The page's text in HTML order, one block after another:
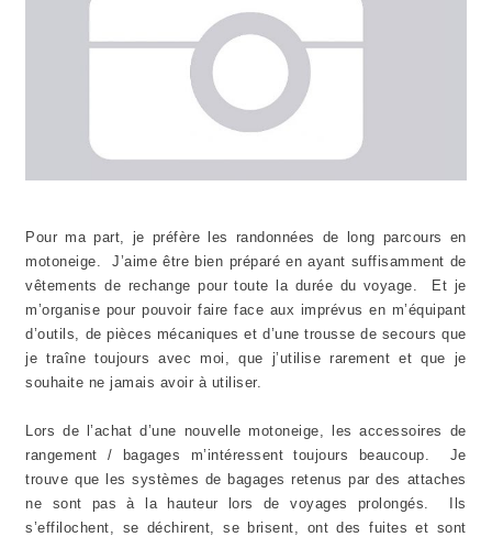
Pour ma part, je préfère les randonnées de long parcours en
motoneige. J’aime être bien préparé en ayant suffisamment de
vêtements de rechange pour toute la durée du voyage. Et je
m’organise pour pouvoir faire face aux imprévus en m’équipant
d’outils, de pièces mécaniques et d’une trousse de secours que
je traîne toujours avec moi, que j’utilise rarement et que je
souhaite ne jamais avoir à utiliser.
Lors de l’achat d’une nouvelle motoneige, les accessoires de
rangement / bagages m’intéressent toujours beaucoup. Je
trouve que les systèmes de bagages retenus par des attaches
ne sont pas à la hauteur lors de voyages prolongés. Ils
s’effilochent, se déchirent, se brisent, ont des fuites et sont